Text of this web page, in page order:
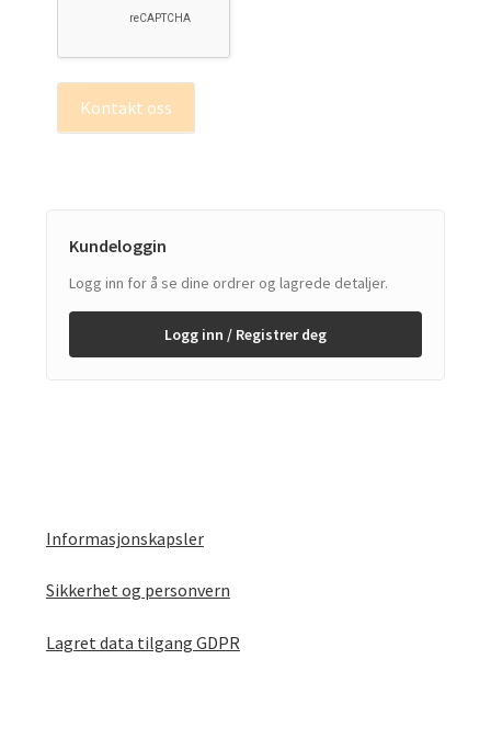
Kontakt oss
Kundeloggin
Logg inn for å se dine ordrer og lagrede detaljer.
Logg inn / Registrer deg
Informasjonskapsler
Sikkerhet og personvern
Lagret data tilgang GDPR